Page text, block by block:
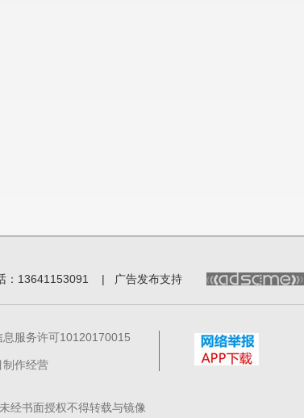
：13641153091 | 广告发布支持
息服务许可10120170015
制作经营
经书面授权不得转载与镜像